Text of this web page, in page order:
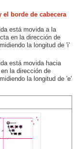
el borde de cabecera
está movida a la
en la dirección de
la longitud de 'i'
está movida hacia
la dirección de
la longitud de 'e'